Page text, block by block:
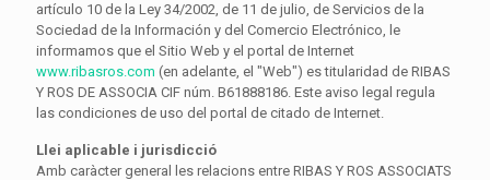
artículo 10 de la Ley 34/2002, de 11 de julio, de Servicios de la
Sociedad de la Información y del Comercio Electrónico, le
informamos que el Sitio Web y el portal de Internet
www.ribasros.com (en adelante, el "Web") es titularidad de RIBAS
Y ROS DE ASSOCIA CIF núm. B61888186. Este aviso legal regula
las condiciones de uso del portal de citado de Internet.
Llei aplicable i jurisdicció
Amb caràcter general les relacions entre RIBAS Y ROS ASSOCIATS